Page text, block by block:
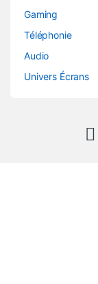
Gaming
Téléphonie
Audio
Univers Écrans